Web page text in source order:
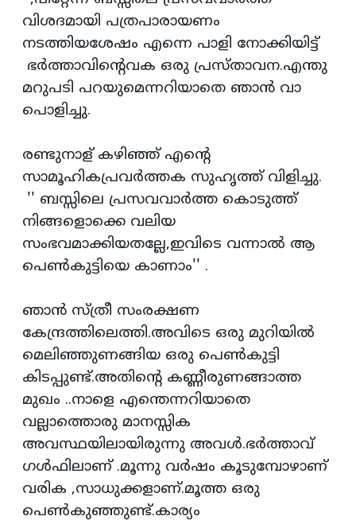
വിശദമായി പത്രപാരായണം
നടത്തിയശേഷം എന്നെ പാളി നോക്കിയിട്ട്
ഭര്‍ത്താവിന്റെവക ഒരു പ്രസ്താവന.എന്തു
മറുപടി പറയുമെന്നറിയാതെ ഞാന്‍ വാ
പൊളിച്ചു.
രണ്ടുനാള് കഴിഞ്ഞ് എന്റെ
സാമൂഹികപ്രവര്‍ത്തക സുഹൃത്ത് വിളിച്ചു.
'' ബസ്സിലെ പ്രസവവാര്‍ത്ത കൊടുത്ത്
നിങ്ങളൊക്കെ വലിയ
സംഭവമാക്കിയതല്ലേ,ഇവിടെ വന്നാല്‍ ആ
പെണ്‍കുട്ടിയെ കാണാം'' .
ഞാന്‍ സ്ത്രീ സംരക്ഷണ
കേന്ദ്രത്തിലെത്തി.അവിടെ ഒരു മുറിയില്‍
മെലിഞ്ഞുണങ്ങിയ ഒരു പെണ്‍കുട്ടി
കിടപ്പുണ്ട്.അതിന്റെ കണ്ണീരുണങ്ങാത്ത
മുഖം ..നാളെ എന്തെന്നറിയാതെ
വല്ലാത്തൊരു മാനസ്സിക
അവസ്ഥയിലായിരുന്നു അവള്‍.ഭര്‍ത്താവ്
ഗള്‍ഫിലാണ് .മൂന്നു വര്‍ഷം കൂടുമ്പോഴാണ്
വരിക ,സാധുക്കളാണ്.മൂത്ത ഒരു
പെണ്‍കുഞ്ഞുണ്ട്.കാര്യം